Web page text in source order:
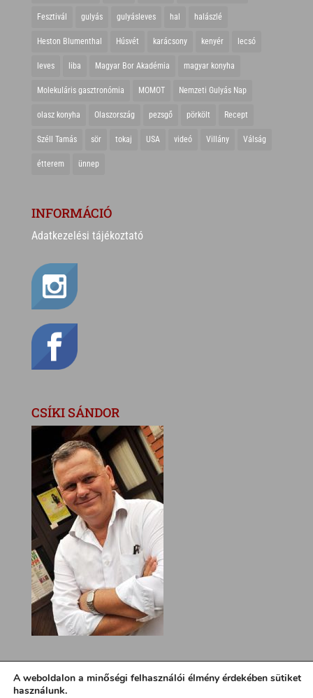
Fesztivál gulyás gulyásleves hal halászlé
Heston Blumenthal Húsvét karácsony kenyér lecsó
leves liba Magyar Bor Akadémia magyar konyha
Molekuláris gasztronómia MOMOT Nemzeti Gulyás Nap
olasz konyha Olaszország pezsgő pörkölt Recept
Széll Tamás sör tokaj USA videó Villány Válság
étterem ünnep
INFORMÁCIÓ
Adatkezelési tájékoztató
CSÍKI SÁNDOR
A weboldalon a minőségi felhasználói élmény érdekében sütiket
használunk.